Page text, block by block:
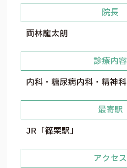
院長
両林龍太朗
診療内容
内科・糖尿病内科・精神科
最寄駅
JR「篠栗駅」
アクセス